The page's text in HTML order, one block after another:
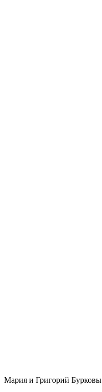
Мария и Григорий Бурковы